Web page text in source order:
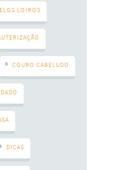
LOIROS
COURO CABELUDO
DICAS